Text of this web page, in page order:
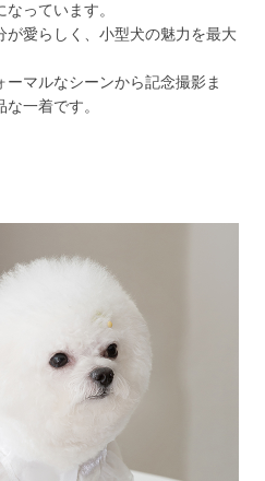
っています。
愛らしく、小型犬の魅力を最大
マルなシーンから記念撮影ま
一着です。